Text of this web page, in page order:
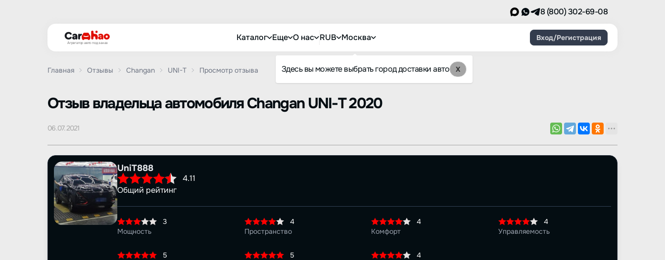
8 (800) 302-69-08
Агрегатор авто под заказ
Каталог Еще О нас RUB Москва
Здесь вы можете выбрать город доставки авто X
Вход/Регистрация
Главная Отзывы Changan UNI-T Просмотр отзыва
Oтзыв владельца автомобиляChangan UNI-T 2020
06.07.2021
UniT888
4.11
Общий рейтинг
3
Мощность
4
Пространство
4
Комфорт
4
Управляемость
5
5
4